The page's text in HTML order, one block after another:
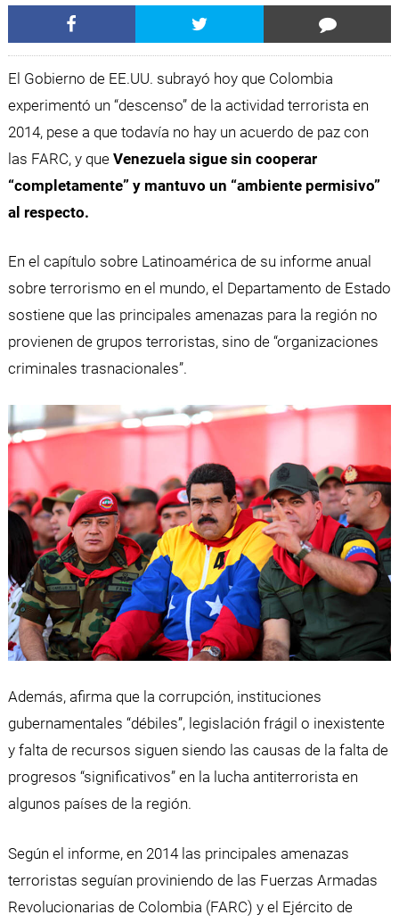
El Gobierno de EE.UU. subrayó hoy que Colombia
experimentó un “descenso” de la actividad terrorista en
2014, pese a que todavía no hay un acuerdo de paz con
las FARC, y queVenezuela sigue sin cooperar
“completamente” y mantuvo un “ambiente permisivo”
al respecto.
En el capítulo sobre Latinoamérica de su informe anual
sobre terrorismo en el mundo, el Departamento de Estado
sostiene que las principales amenazas para la región no
provienen de grupos terroristas, sino de “organizaciones
criminales trasnacionales”.
Además, afirma que la corrupción, instituciones
gubernamentales “débiles”, legislación frágil o inexistente
y falta de recursos siguen siendo las causas de la falta de
progresos “significativos” en la lucha antiterrorista en
algunos países de la región.
Según el informe, en 2014 las principales amenazas
terroristas seguían proviniendo de las Fuerzas Armadas
Revolucionarias de Colombia (FARC) y el Ejército de